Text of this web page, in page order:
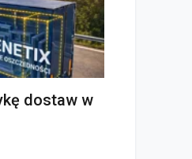
dostaw w